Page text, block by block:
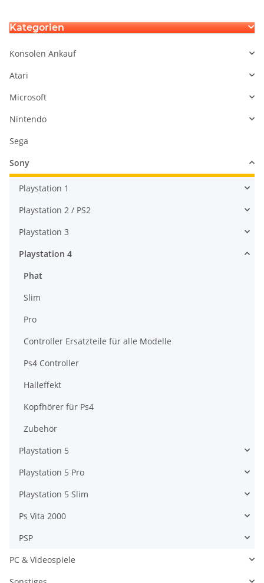
Kategorien
Konsolen Ankauf
Atari
Microsoft
Nintendo
Sega
Sony
Playstation 1
Playstation 2 / PS2
Playstation 3
Playstation 4
Phat
Slim
Pro
Controller Ersatzteile für alle Modelle
Ps4 Controller
Halleffekt
Kopfhörer für Ps4
Zubehör
Playstation 5
Playstation 5 Pro
Playstation 5 Slim
Ps Vita 2000
PSP
PC & Videospiele